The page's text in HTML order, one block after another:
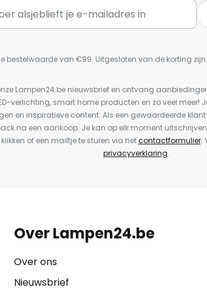
bestelwaarde van €99. Uitgesloten van de korting
Lampen24.be nieuwsbrief en ontvang
verlichting, smart home producten en zo veel meer!
en inspiratieve content. Als een gewaardeerde
na een aankoop. Je kan op elk moment
of een mailtje te sturen via hetcontactformulier.
privacyverklaring.
Over Lampen24.be
Over ons
Nieuwsbrief